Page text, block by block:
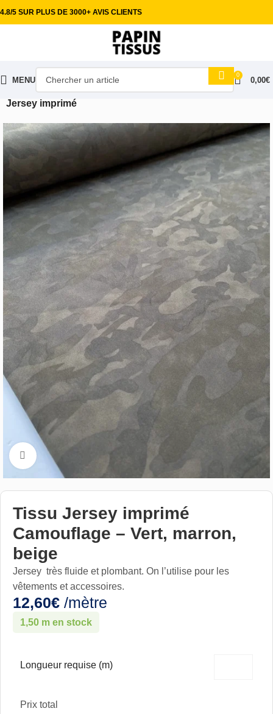
4.8/5 SUR PLUS DE 3000+ AVIS CLIENTS
MENU
0
0,00€
Maille Jersey & viscose
Jersey imprimé
Cliquez pour aggrandir
Tissu Jersey imprimé
Camouflage – Vert, marron,
beige
Jersey très fluide et plombant. On l’utilise pour les
vêtements et accessoires.
12,60€ /mètre
1,50 m en stock
Longueur requise (m)
Prix total